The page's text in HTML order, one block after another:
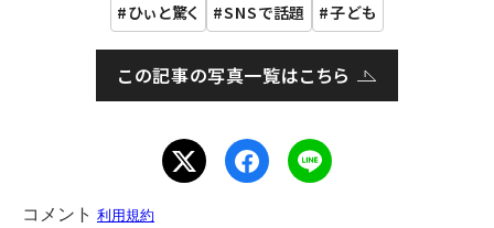
ひぃと驚く SNSで話題 子ども
この記事の写真一覧はこちら